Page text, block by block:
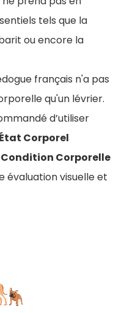
tels que la
ou encore la
français n'a pas
qu'un lévrier.
d’utiliser
Corporel
Condition Corporelle
évaluation visuelle et